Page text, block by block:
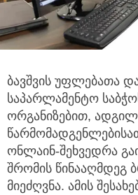
ბავშვის უფლებათა
საპარლამენტო
ორგანიზებით,
ონლაინ-შეხვედრა
შრომის
მიეძღვნა. ამის